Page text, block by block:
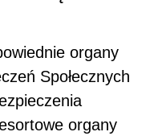
organy
Społecznych
organy